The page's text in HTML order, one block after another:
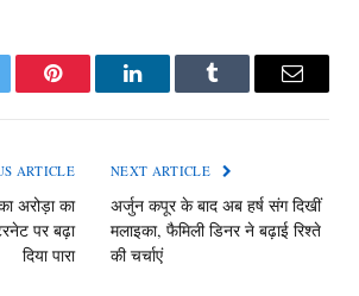
Pinterest LinkedInTumblr Email
ARTICLE
अरोड़ा का
पर बढ़ा
दिया पारा
NEXT ARTICLE
अर्जुन कपूर के बाद अब हर्ष संग दिखीं
मलाइका, फैमिली डिनर ने बढ़ाई रिश्ते
की चर्चाएं